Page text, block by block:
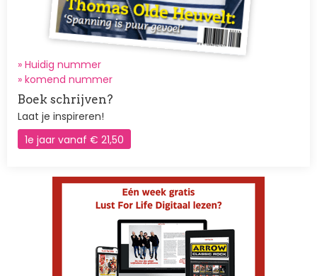
» Huidig nummer
» komend nummer
Boek schrijven?
Laat je inspireren!
1e jaar vanaf € 21,50